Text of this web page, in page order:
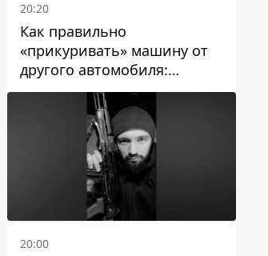
20:20
Как правильно
«прикуривать» машину от
другого автомобиля:
инструкция для водителей
20:00